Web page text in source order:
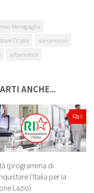
Monegaglia
l’Italia
sovranismo
urbanistica
ANCHE...
0
(programma di
l’Italia per la
Lazio)